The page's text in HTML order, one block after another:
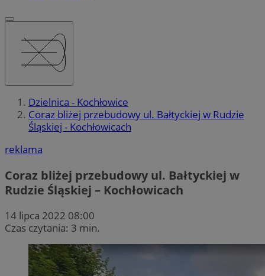
Dzielnica - Kochłowice
Coraz bliżej przebudowy ul. Bałtyckiej w Rudzie
Śląskiej - Kochłowicach
reklama
Coraz bliżej przebudowy ul. Bałtyckiej w
Rudzie Śląskiej – Kochłowicach
14 lipca 2022 08:00
Czas czytania: 3 min.